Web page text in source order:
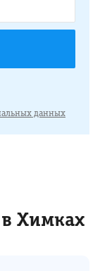
данных
Химках